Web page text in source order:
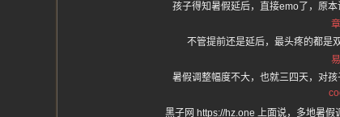
孩子得知暑假延后，直接emo了，原
不管提前还是延后，最头疼的都是
暑假调整幅度不大，也就三四天，对
黑子网 https://hz.one 上面说，多地暑假